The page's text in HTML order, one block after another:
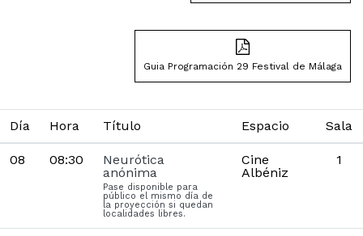
Guia Programación 29 Festival de Málaga
Día Hora Título Espacio Sala
08 08:30
Neurótica
anónima
Pase disponible para
público el mismo día de
la proyección si quedan
localidades libres.
Cine
Albéniz
1